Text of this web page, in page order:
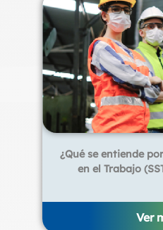
¿Qué se entiende
en el Trabajo
Ver